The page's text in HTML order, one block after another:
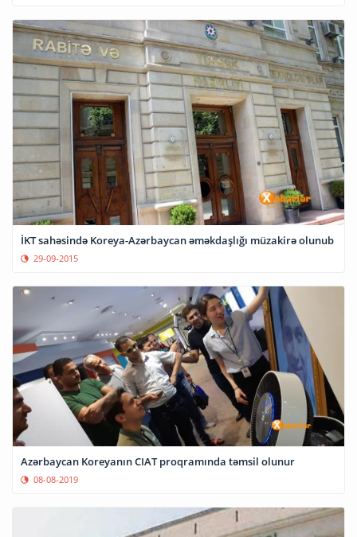
İKT sahəsində Koreya-Azərbaycan əməkdaşlığı müzakirə olunub
29-09-2015
Azərbaycan Koreyanın CIAT proqramında təmsil olunur
08-08-2019